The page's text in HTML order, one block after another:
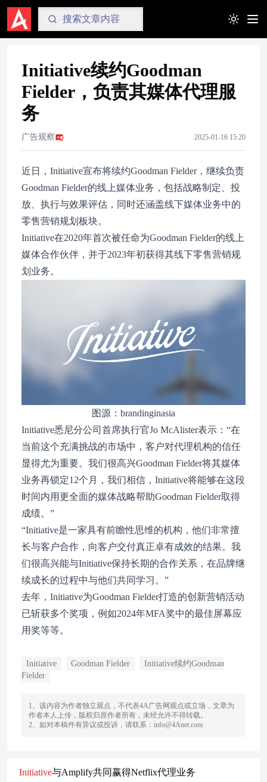
Toggle
Initiative续约Goodman
Fielder，负责其媒体代理服
务
广告观察 2025-01-16 15:20
近日，Initiative宣布将续约Goodman Fielder，继续负责
Goodman Fielder的线上媒体业务，包括战略制定、投
放、执行与效果评估，同时还涵盖线下媒体业务中的
零售营销规划板块。
Initiative在2020年首次被任命为Goodman Fielder的线上
媒体合作伙伴，并于2023年初获得其线下零售营销规
划业务。
图源：brandinginasia
Initiative悉尼分公司首席执行官Jo McAlister表示：“在
当前这个充满挑战的市场中，客户对代理机构的信任
显得尤为重要。我们很高兴Goodman Fielder将其媒体
业务再锁定12个月，我们相信，Initiative将能够在这段
时间内用更全面的媒体战略帮助Goodman Fielder取得
成绩。”
“Initiative是一家具有前瞻性思维的机构，他们非常擅
长与客户合作，向客户交付真正卓有成效的结果。我
们很高兴能与Initiative保持长期的合作关系，在品牌继
续成长的过程中与他们共同学习。”
去年，Initiative为Goodman Fielder打造的创新营销活动
已斩获多个奖项，例如2024年MFA奖中的最佳屏幕应
用奖等等。
Initiative Goodman Fielder
Initiative续约Goodman
Fielder
1、该内容为作者独立观点，不代表4A广告网观点或立场，文章为
作者本人上传，版权归原作者所有，未经允许不得转载。
2、如对本稿件有异议或投诉，请联系：info@4Anet.com
Initiative与Amplify共同赢得Netflix代理业务